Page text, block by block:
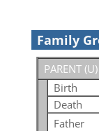
Family
PARENT (U
Birth
Death
Father